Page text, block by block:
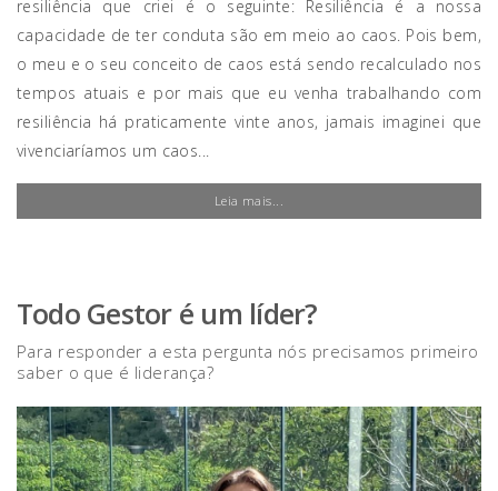
resiliência que criei é o seguinte: Resiliência é a nossa
capacidade de ter conduta são em meio ao caos. Pois bem,
o meu e o seu conceito de caos está sendo recalculado nos
tempos atuais e por mais que eu venha trabalhando com
resiliência há praticamente vinte anos, jamais imaginei que
vivenciaríamos um caos...
Leia mais...
Todo Gestor é um líder?
Para responder a esta pergunta nós precisamos primeiro
saber o que é liderança?